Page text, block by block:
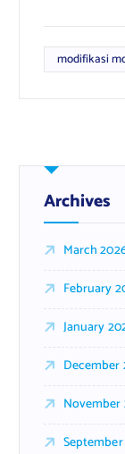
modifikasi
Archives
March
February
January
December
November